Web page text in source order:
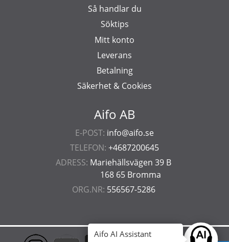
Aifo AB
E-POST: info@aifo.se
TELEFON: +4687200645
ADRESS: Mariehällsvägen 39 B
168 65 Bromma
ORG.NR: 556567-5286
Så handlar du
Söktips
Mitt konto
Leverans
Betalning
Säkerhet & Cookies
Ask
Aifo AI Assistant